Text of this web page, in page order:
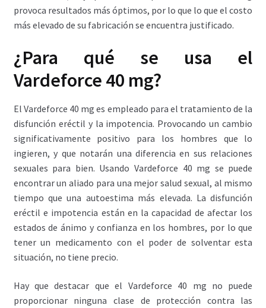
provoca resultados más óptimos, por lo que lo que el costo
más elevado de su fabricación se encuentra justificado.
¿Para qué se usa el
Vardeforce 40 mg?
El Vardeforce 40 mg es empleado para el tratamiento de la
disfunción eréctil y la impotencia. Provocando un cambio
significativamente positivo para los hombres que lo
ingieren, y que notarán una diferencia en sus relaciones
sexuales para bien. Usando Vardeforce 40 mg se puede
encontrar un aliado para una mejor salud sexual, al mismo
tiempo que una autoestima más elevada. La disfunción
eréctil e impotencia están en la capacidad de afectar los
estados de ánimo y confianza en los hombres, por lo que
tener un medicamento con el poder de solventar esta
situación, no tiene precio.
Hay que destacar que el Vardeforce 40 mg no puede
proporcionar ninguna clase de protección contra las